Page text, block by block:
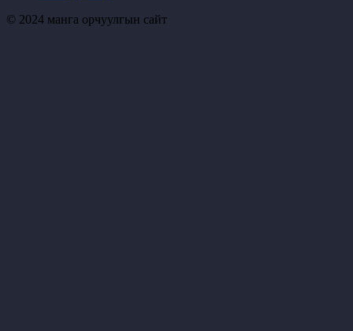
© 2024 манга орчуулгын сайт